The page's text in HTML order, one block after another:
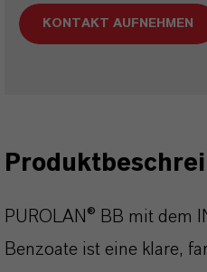
KONTAKT AUFNEHMEN
PUROLAN® BB mit dem
Benzoate ist eine klare,